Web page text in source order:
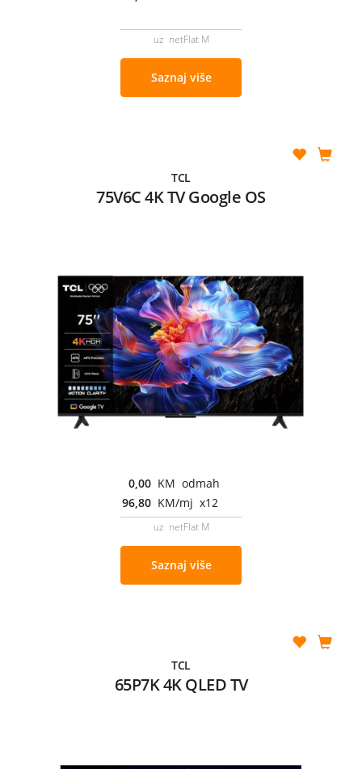
uz netFlat M
Saznaj više
TCL
75V6C 4K TV Google OS
0,00 KM odmah
96,80 KM/mj x12
uz netFlat M
Saznaj više
TCL
65P7K 4K QLED TV